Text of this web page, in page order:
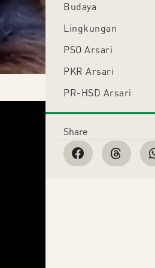
Budaya
Lingkungan
PSO Arsari
PKR Arsari
PR-HSD Arsari
Share